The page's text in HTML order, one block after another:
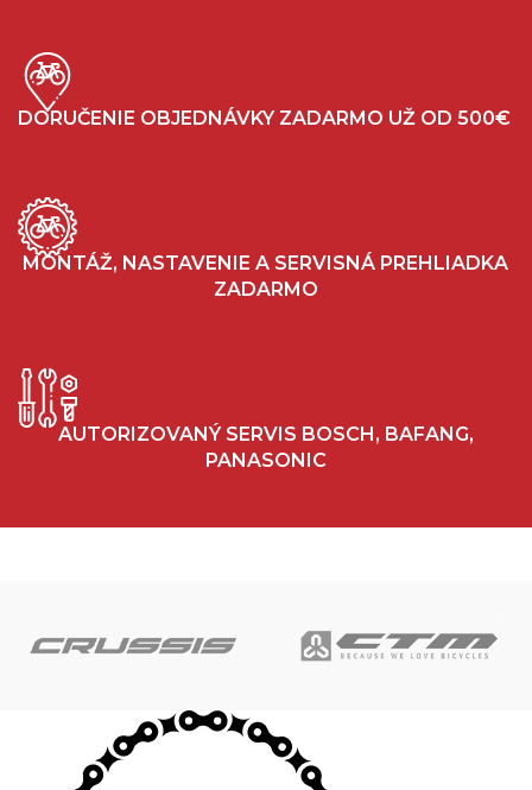
AUTORIZOVANÝ SERVIS BOSCH, BAFANG,
PANASONIC
MONTÁŽ, NASTAVENIE A SERVISNÁ PREHLIADKA
ZADARMO
DORUČENIE OBJEDNÁVKY ZADARMO UŽ OD 500€